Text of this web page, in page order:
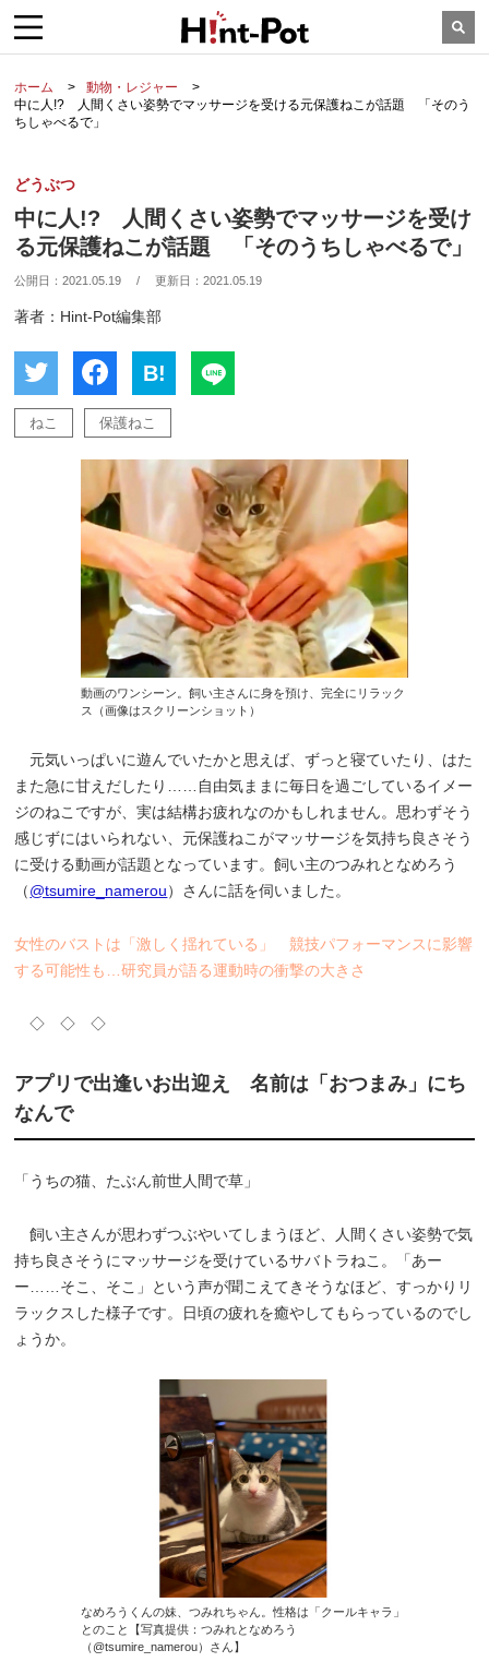
ホーム
動物・レジャー
中に人!? 人間くさい姿勢でマッサージを受ける元保護ねこが話題 「そのう
ちしゃべるで」
どうぶつ
中に人!? 人間くさい姿勢でマッサージを受け
る元保護ねこが話題 「そのうちしゃべるで」
公開日：2021.05.19 / 更新日：2021.05.19
著者：Hint-Pot編集部
B!
ねこ 保護ねこ
動画のワンシーン。飼い主さんに身を預け、完全にリラック
ス（画像はスクリーンショット）
元気いっぱいに遊んでいたかと思えば、ずっと寝ていたり、はた
また急に甘えだしたり……自由気ままに毎日を過ごしているイメー
ジのねこですが、実は結構お疲れなのかもしれません。思わずそう
感じずにはいられない、元保護ねこがマッサージを気持ち良さそう
に受ける動画が話題となっています。飼い主のつみれとなめろう
（@tsumire_namerou）さんに話を伺いました。
女性のバストは「激しく揺れている」 競技パフォーマンスに影響
する可能性も…研究員が語る運動時の衝撃の大きさ
◇ ◇ ◇
アプリで出逢いお出迎え 名前は「おつまみ」にち
なんで
「うちの猫、たぶん前世人間で草」
飼い主さんが思わずつぶやいてしまうほど、人間くさい姿勢で気
持ち良さそうにマッサージを受けているサバトラねこ。「あー
ー……そこ、そこ」という声が聞こえてきそうなほど、すっかりリ
ラックスした様子です。日頃の疲れを癒やしてもらっているのでし
ょうか。
なめろうくんの妹、つみれちゃん。性格は「クールキャラ」
とのこと【写真提供：つみれとなめろう
（@tsumire_namerou）さん】